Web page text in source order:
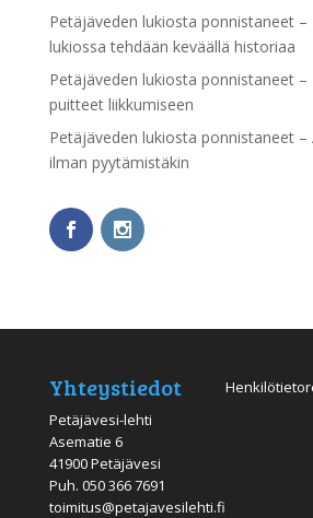
Petäjäveden lukiosta ponnistaneet –
lukiossa tehdään keväällä historiaa
Petäjäveden lukiosta ponnistaneet
puitteet liikkumiseen
Petäjäveden lukiosta ponnistaneet –
ilman pyytämistäkin
Yhteystiedot
Petäjävesi-lehti
Asematie 6
41900 Petäjävesi
Puh. 050 366 7691
toimitus@petajavesilehti.fi